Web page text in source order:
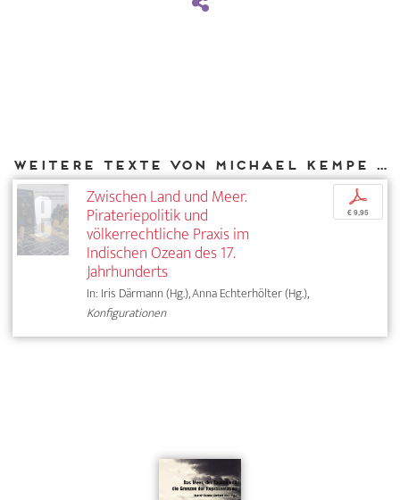
Weitere Texte von Michael Kempe bei DIAPHANES
Zwischen Land und Meer.
Pirateriepolitik und
völkerrechtliche Praxis im
Indischen Ozean des 17.
Jahrhunderts
In: Iris Därmann (Hg.), Anna Echterhölter (Hg.),
Konfigurationen
p
€ 9,95